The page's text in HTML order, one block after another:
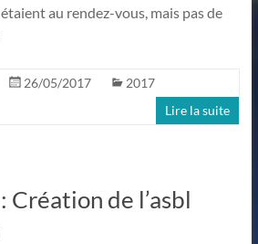
au rendez-vous, mais pas de
26/05/2017
2017
Lire la suite
Création de l’asbl